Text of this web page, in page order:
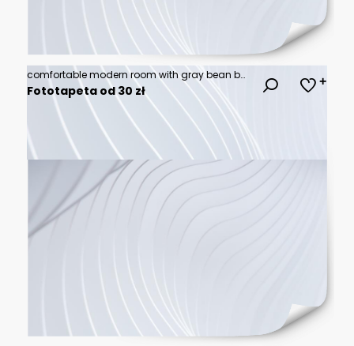
comfortable modern room with gray bean bag chair
Fototapeta od 30 zł